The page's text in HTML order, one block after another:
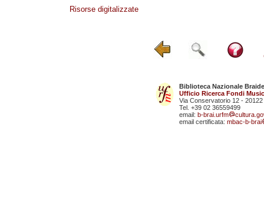
Risorse digitalizzate
Biblioteca Nazionale
Ufficio Ricerca Fondi
Via Conservatorio 12 - 20122
Tel. +39 02 36559499
email: b-brai.urfm
email certificata: mbac-b-brai